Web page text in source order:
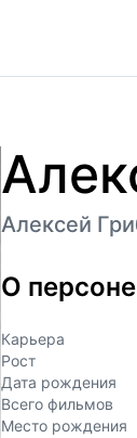
Алексей
О персоне
Карьера
Рост
Дата рождения
Всего фильмов
Место рождения